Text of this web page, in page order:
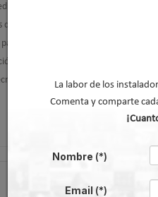
euros para el Plan Rehabilita 2026
edificios sostenibles
para impulsar el nuevo Plan Estatal
para la instalación de cubiertas
La labor de los
Comenta y comparte
Nombre (*)
Email (*)